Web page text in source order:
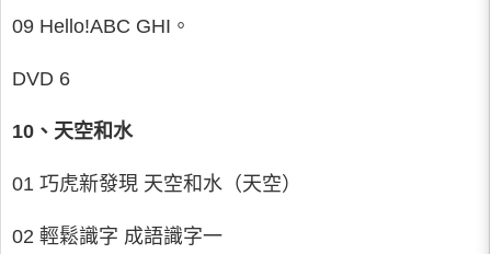
09 Hello!ABC GHI。
DVD 6
10、天空和水
01 巧虎新發現 天空和水（天空）
02 輕鬆識字 成語識字一